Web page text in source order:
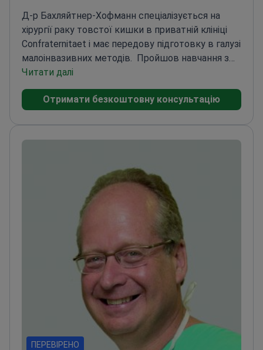
Д-р Бахляйтнер-Хофманн спеціалізується на
хірургії раку товстої кишки в приватній клініці
Confraternitaet і має передову підготовку в галузі
малоінвазивних методів. Пройшов навчання з
методу HIPEC та лікування злоякісних
новоутворень очеревини в Гамбурзі та
МанчестеріНауковий співробітник Онкологічного
ЙоркуЧлен Американського товариства
клінічної онкології та Європейського товариства
включаючи премію Теодора Більрота
Читати далі
Отримати безкоштовну консультацію
ПЕРЕВІРЕНО